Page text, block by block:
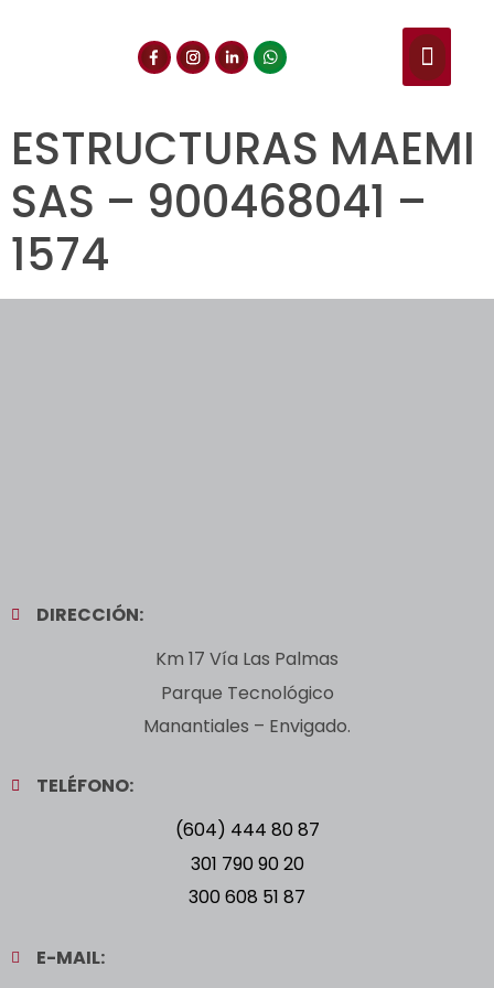
ESTRUCTURAS MAEMI
SAS – 900468041 –
1574
DIRECCIÓN:
Km 17 Vía Las Palmas
Parque Tecnológico
Manantiales – Envigado.
TELÉFONO:
(604) 444 80 87
301 790 90 20
300 608 51 87
E-MAIL: